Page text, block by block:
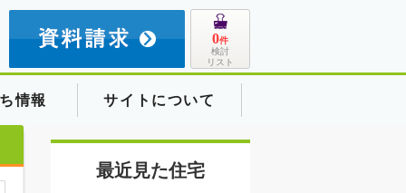
0件
検討
リスト
情報 サイトについて
最近見た住宅